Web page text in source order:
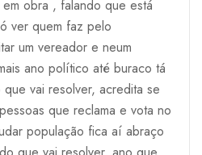
obra , falando que está
ver quem faz pelo
um vereador e neum
ano político até buraco tá
vai resolver, acredita se
que reclama e vota no
população fica aí abraço